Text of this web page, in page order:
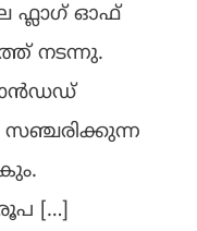
ഫ്ലാഗ് ഓഫ്
നടന്നു.
[…]